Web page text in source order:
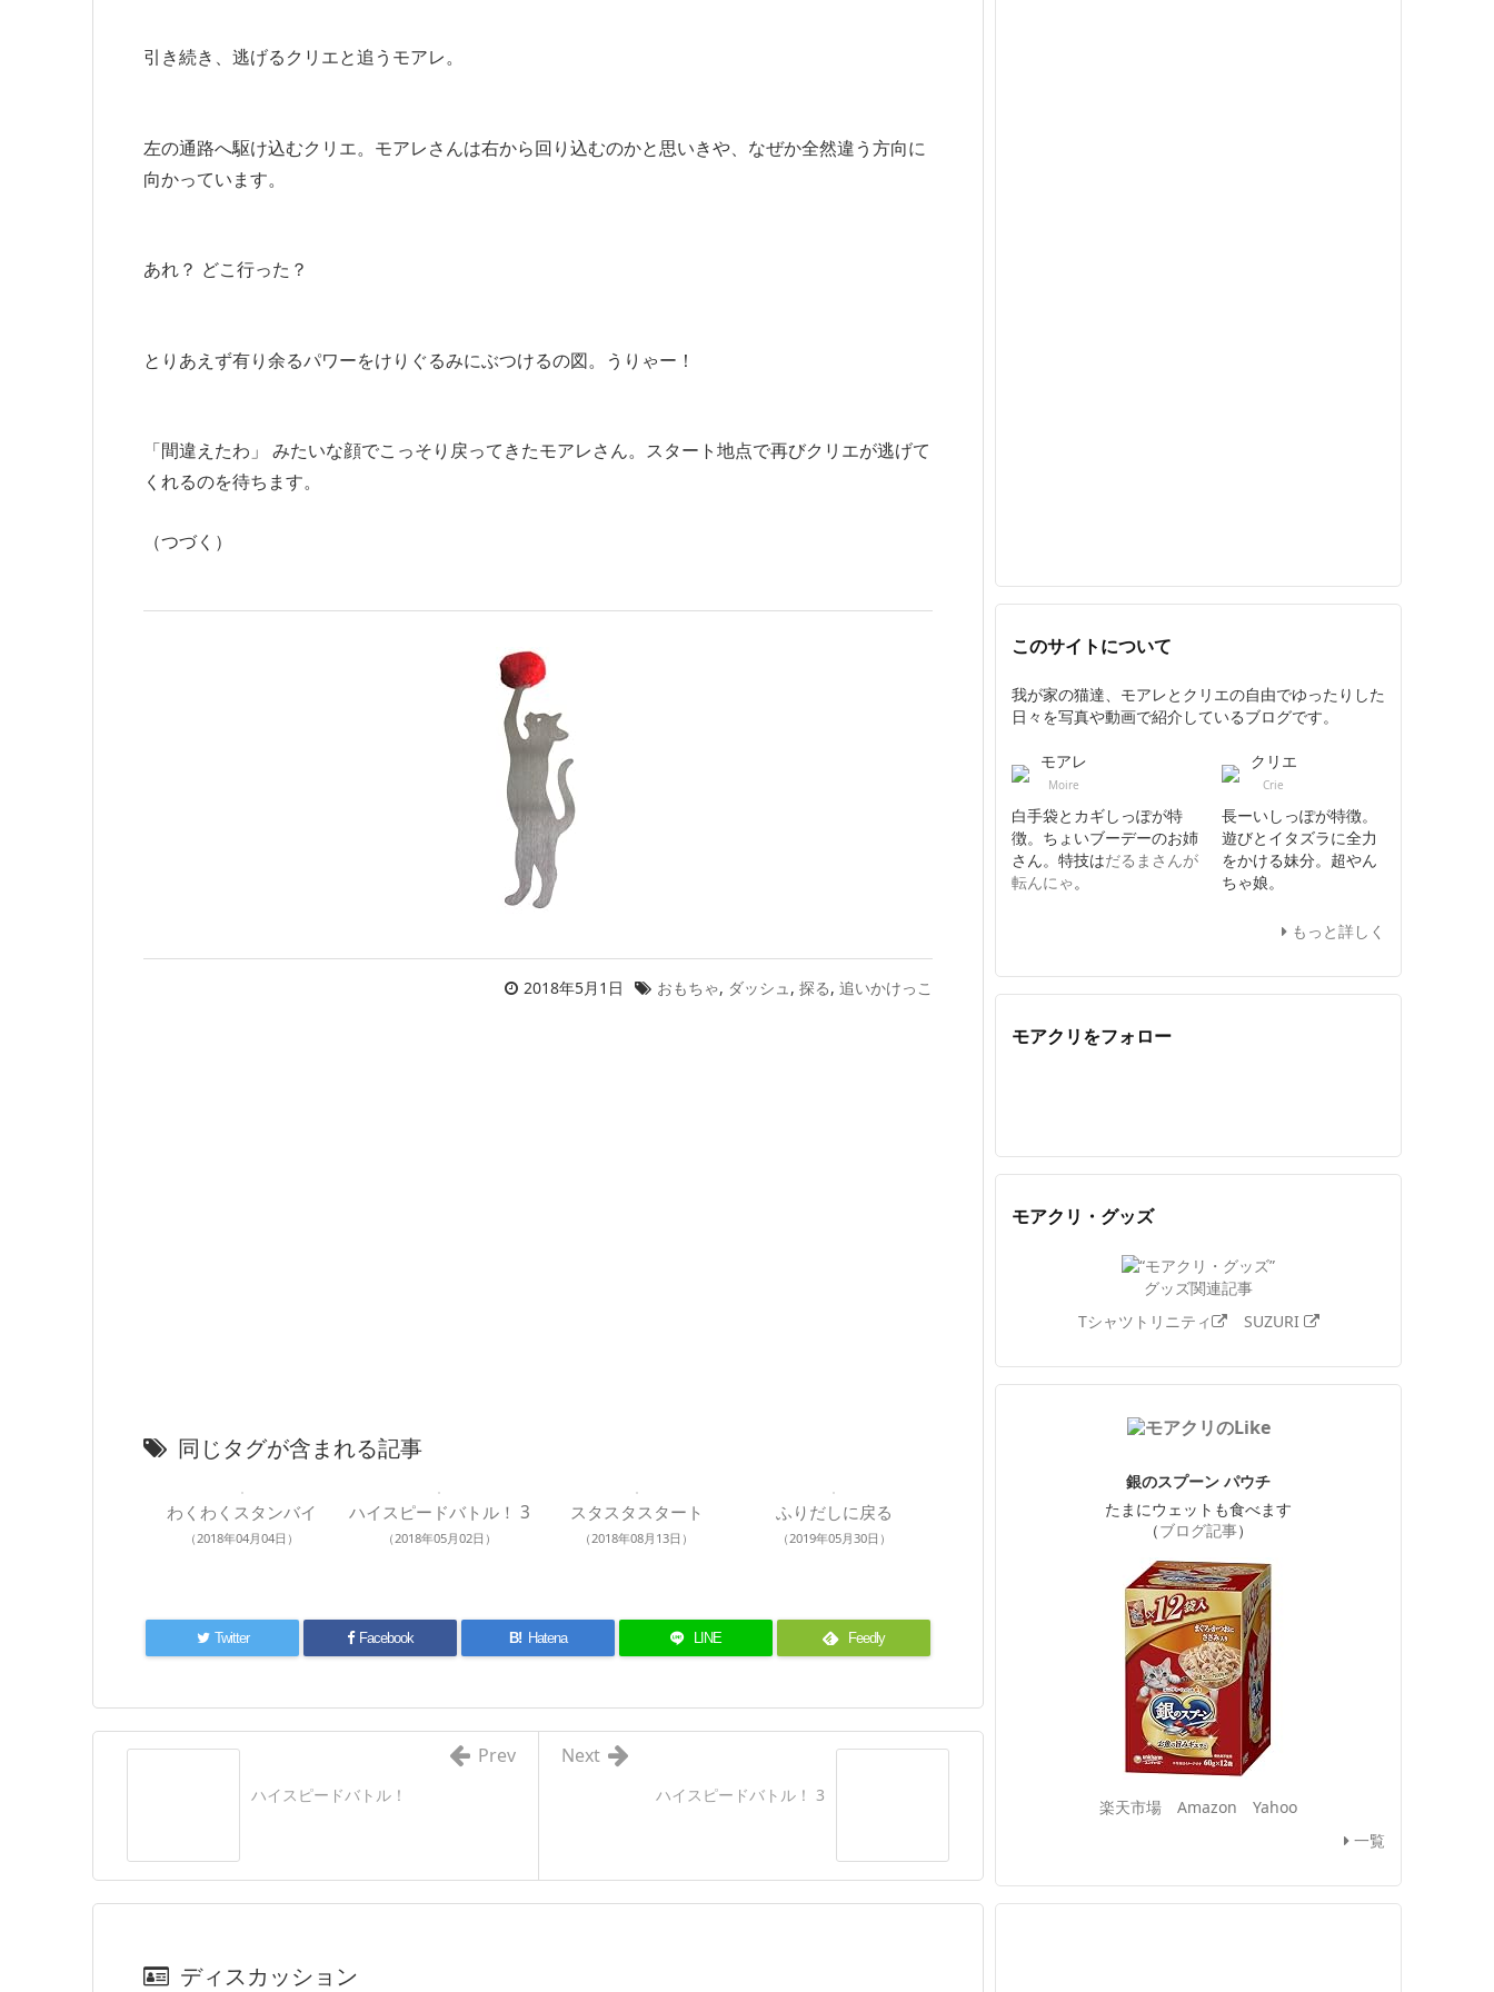
引き続き、逃げるクリエと追うモアレ。
左の通路へ駆け込むクリエ。モアレさんは右から回り込むのかと思いきや、なぜか全然違う方向に
向かっています。
あれ？ どこ行った？
とりあえず有り余るパワーをけりぐるみにぶつけるの図。うりゃー！
「間違えたわ」 みたいな顔でこっそり戻ってきたモアレさん。スタート地点で再びクリエが逃げて
くれるのを待ちます。
（つづく）
2018年5月1日 おもちゃ, ダッシュ, 探る, 追いかけっこ
同じタグが含まれる記事
わくわくスタンバイ
（2018年04月04日）
ハイスピードバトル！ 3
（2018年05月02日）
スタスタスタート
（2018年08月13日）
ふりだしに戻る
（2019年05月30日）
Twitter Facebook B! Hatena LINE Feedly
ハイスピードバトル！ 3
Next
ハイスピードバトル！
Prev
ディスカッション
このサイトについて
我が家の猫達、モアレとクリエの自由でゆったりした
日々を写真や動画で紹介しているブログです。
モアレ
Moire
白手袋とカギしっぽが特
徴。ちょいブーデーのお姉
さん。特技はだるまさんが
転んにゃ。
クリエ
Crie
長ーいしっぽが特徴。
遊びとイタズラに全力
をかける妹分。超やん
ちゃ娘。
もっと詳しく
モアクリをフォロー
モアクリ・グッズ
グッズ関連記事
Tシャツトリニティ
SUZURI
銀のスプーン パウチ
たまにウェットも食べます
（ブログ記事）
楽天市場 Amazon
Yahoo
一覧